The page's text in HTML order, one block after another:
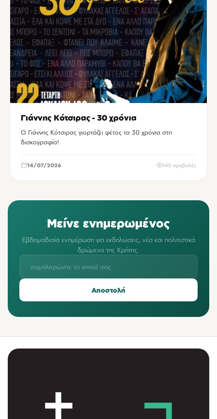
Γιάννης Κότσιρας - 30 χρόνια
Ο Γιάννης Κότσιρας γιορτάζει φέτος τα 30 χρόνια στη
δισκογραφία!
14/07/2026 140 προβολές
Μείνε ενημερωμένος
Εβδομαδιαία ενημέρωση για εκδηλώσεις, νέα και πολιτιστικά
δρώμενα της Κρήτης.
Αποστολή